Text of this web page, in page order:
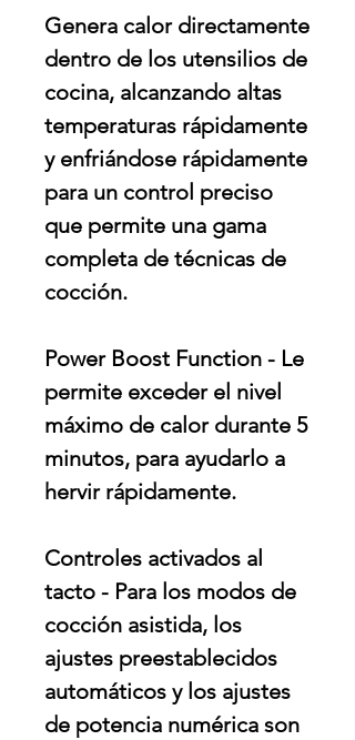
Genera calor directamente
dentro de los utensilios de
cocina, alcanzando altas
temperaturas rápidamente
y enfriándose rápidamente
para un control preciso
que permite una gama
completa de técnicas de
cocción.
Power Boost Function - Le
permite exceder el nivel
máximo de calor durante 5
minutos, para ayudarlo a
hervir rápidamente.
Controles activados al
tacto - Para los modos de
cocción asistida, los
ajustes preestablecidos
automáticos y los ajustes
de potencia numérica son